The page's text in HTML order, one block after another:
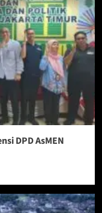
DPD AsMEN